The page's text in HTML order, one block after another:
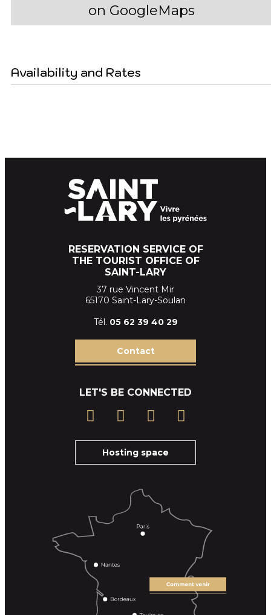
on GoogleMaps
Availability and Rates
RESERVATION SERVICE OF
THE TOURIST OFFICE OF
SAINT-LARY
37 rue Vincent Mir
65170 Saint-Lary-Soulan
Tél. 05 62 39 40 29
Contact
LET'S BE CONNECTED
Hosting space